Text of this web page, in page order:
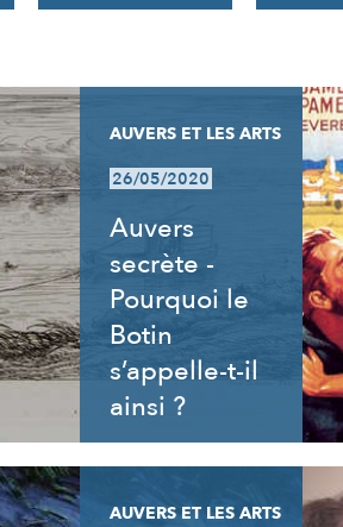
AUVERS ET LES ARTS
26/05/2020
Auvers
secrète -
Pourquoi le
Botin
s’appelle-t-il
ainsi ?
AUVERS ET LES ARTS